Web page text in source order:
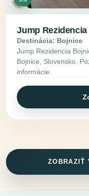
Jump
Destinácia: Bojnice
Jump Rezidencia
Bojnice, Slovensko.
informácie.
ZOBRAZIŤ